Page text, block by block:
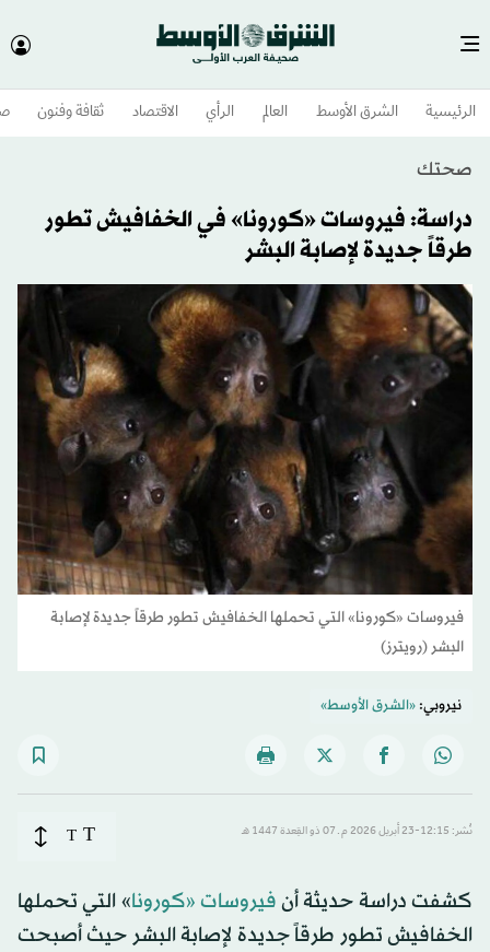
الرئيسية الشرق الأوسط​ العالم الرأي الاقتصاد ثقافة وفنون
صحتك
دراسة: فيروسات «كورونا» في الخفافيش تطور
طرقاً جديدة لإصابة البشر
فيروسات «كورونا» التي تحملها الخفافيش تطور طرقاً جديدة لإصابة
البشر (رويترز)
نيروبي:«الشرق الأوسط»
نُشر: 12:15-23 أبريل 2026 م ـ 07 ذو القِعدة 1447 هـ T
T
كشفت دراسة حديثة أنفيروسات «كورونا» التي تحملها
الخفافيش تطور طرقاً جديدة لإصابة البشر حيث أصبحت